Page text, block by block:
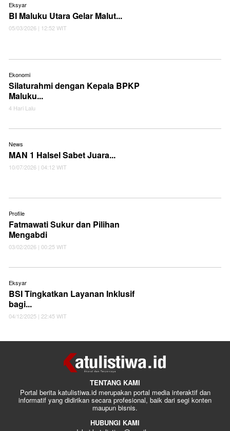
Eksyar
BI Maluku Utara Gelar Malut...
05/03/2026 | 12:52 WIT
Ekonomi
Silaturahmi dengan Kepala BPKP
Maluku...
4 Hari Lalu
News
MAN 1 Halsel Sabet Juara...
10/07/2026 | 04:12 WIT
Profile
Fatmawati Sukur dan Pilihan
Mengabdi
03/02/2026 | 00:25 WIT
Eksyar
BSI Tingkatkan Layanan Inklusif
bagi...
04/12/2025 | 22:45 WIT
TENTANG KAMI
Portal berita katulistiwa.id merupakan portal media interaktif dan
informatif yang didirikan secara profesional, baik dari segi konten
maupun bisnis.
HUBUNGI KAMI